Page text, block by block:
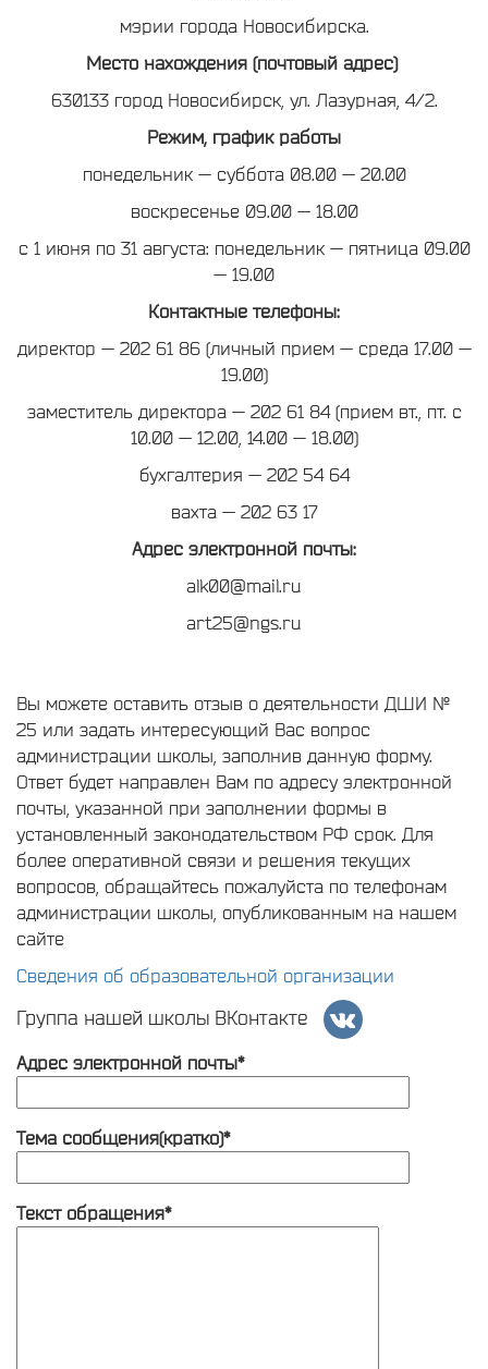
мэрии города Новосибирска.
Место нахождения (почтовый адрес)
630133 город Новосибирск, ул. Лазурная, 4/2.
Режим, график работы
понедельник — суббота 08.00 — 20.00
воскресенье 09.00 — 18.00
с 1 июня по 31 августа: понедельник — пятница 09.00
— 19.00
Контактные телефоны:
директор — 202 61 86 (личный прием — среда 17.00 —
19.00)
заместитель директора — 202 61 84 (прием вт., пт. с
10.00 — 12.00, 14.00 — 18.00)
бухгалтерия — 202 54 64
вахта — 202 63 17
Адрес электронной почты:
alk00@mail.ru
art25@ngs.ru
Вы можете оставить отзыв о деятельности ДШИ №
25 или задать интересующий Вас вопрос
администрации школы, заполнив данную форму.
Ответ будет направлен Вам по адресу электронной
почты, указанной при заполнении формы в
установленный законодательством РФ срок. Для
более оперативной связи и решения текущих
вопросов, обращайтесь пожалуйста по телефонам
администрации школы, опубликованным на нашем
сайте
Сведения об образовательной организации
Группа нашей школы ВКонтакте
Адрес электронной почты*
Тема сообщения(кратко)*
Текст обращения*